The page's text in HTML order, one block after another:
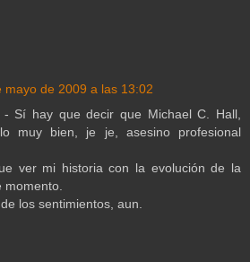
mayo de 2009 a las 13:02
- Sí hay que decir que Michael C. Hall,
muy bien, je je, asesino profesional
ver mi historia con la evolución de la
los sentimientos, aun.